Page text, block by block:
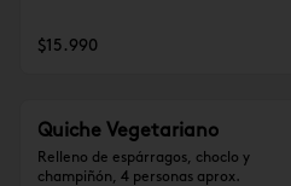
$15.990
Quiche Vegetariano
Relleno de espárragos, choclo y
champiñón, 4 personas aprox.